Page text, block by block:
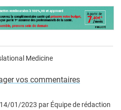
Medicine
vos commentaires
14/01/2023 par Équipe de rédaction